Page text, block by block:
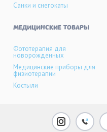
Санки и снегокаты
МЕДИЦИНСКИЕ ТОВАРЫ
Фототерапия для
новорожденных
Медицинские приборы для
физиотерапии
Костыли